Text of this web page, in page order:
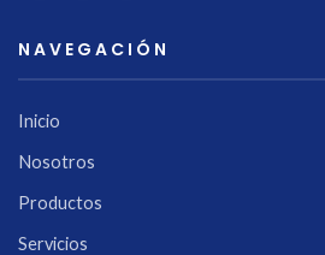
NAVEGACIÓN
Inicio
Nosotros
Productos
Servicios